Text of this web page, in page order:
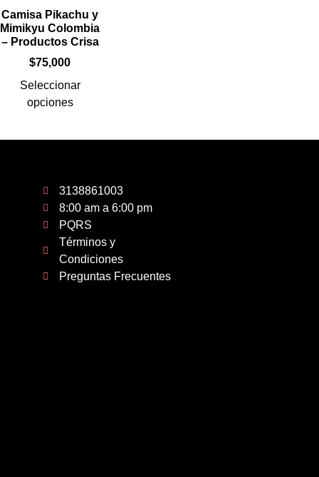
Camisa Pikachu y
Mimikyu Colombia
– Productos Crisa
$75,000
Seleccionar
opciones
3138861003
8:00 am a 6:00 pm
PQRS
Términos y
Condiciones
Preguntas Frecuentes